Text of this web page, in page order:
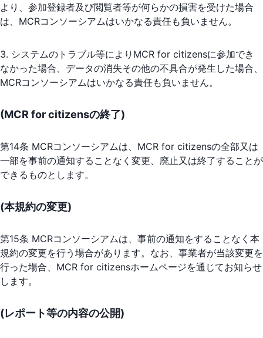
より、参加登録者及び閲覧者等が何らかの損害を受けた場合
は、MCRコンソーシアムはいかなる責任も負いません。
3. システムのトラブル等によりMCR for citizensに参加でき
なかった場合、データの消失その他の不具合が発生した場合、
MCRコンソーシアムはいかなる責任も負いません。
(MCR for citizensの終了)
第14条 MCRコンソーシアムは、MCR for citizensの全部又は
一部を事前の通知することなく変更、廃止又は終了することが
できるものとします。
(本規約の変更)
第15条 MCRコンソーシアムは、事前の通知をすることなく本
規約の変更を行う場合があります。なお、事業者が当該変更を
行った場合、MCR for citizensホームページを通じてお知らせ
します。
(レポート等の内容の公開)